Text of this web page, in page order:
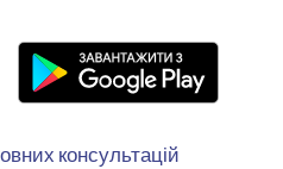
консультацій